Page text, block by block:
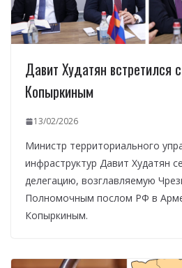
Давит Худатян встретился
Копыркиным
13/02/2026
Министр территориального
инфраструктур Давит Худатян
делегацию, возглавляемую
Полномочным послом РФ в
Копыркиным.